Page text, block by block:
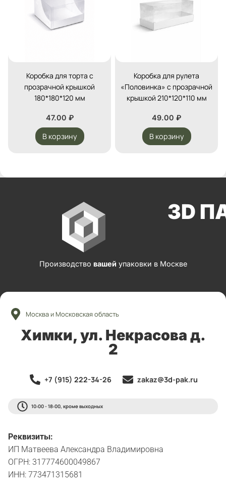
Коробка для торта с
прозрачной крышкой
180*180*120 мм
47.00 ₽
В корзину
Коробка для рулета
«Половинка» с прозрачной
крышкой 210*120*110 мм
49.00 ₽
В корзину
3D
Производство вашей упаковки в Москве
Москва и Московская область
Химки, ул. Некрасова д.
2
+7 (915) 222-34-26 zakaz@3d-pak.ru
10:00 - 18:00, кроме выходных
Реквизиты:
ИП Матвеева Александра Владимировна
ОГРН: 317774600049867
ИНН: 773471315681